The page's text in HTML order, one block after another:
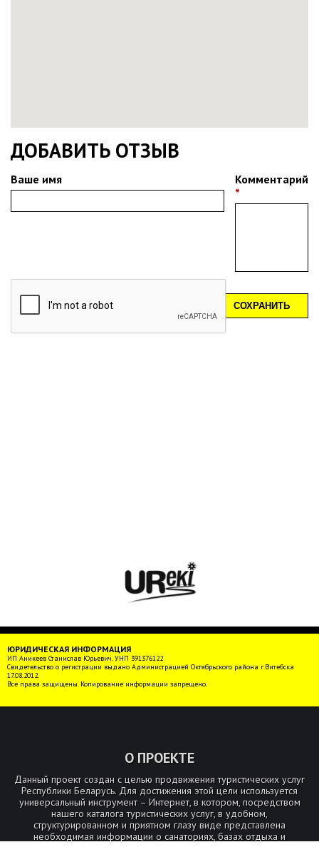
ДОБАВИТЬ ОТЗЫВ
Ваше имя
Комментарий
*
ЮРИДИЧЕСКАЯ ИНФОРМАЦИЯ
ИП Аникеев Станислав Юрьевич. УНП 391376122
Свидетельство о регистрации выдано Администрацией Октябрьского района г.Витебска
17.08.2012.
Все права защищены. Копирование информации запрещено.
О ПРОЕКТЕ
Данный проект создан с целью продвижения туристических услуг
Республики Беларусь. Для достижения этой цели используется
универсальный инструмент – Интернет, в котором, посредством
нашего каталога туристических услуг, в удобном,
структурированном и приятном глазу виде представлена
необходимая информации о санаториях, базах отдыха и